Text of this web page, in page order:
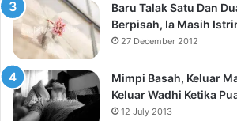
Baru Talak Satu Dan
Berpisah, Ia Masih
27 December 2012
Mimpi Basah, Keluar
Keluar Wadhi Ketika
12 July 2013